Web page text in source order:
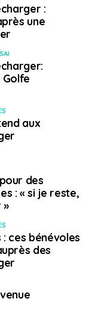
organise, avec
éducation
tout le pays et
et les met
aussi le
utilisable,
a qu’un pas
un solide
met en relation
des séjours
Les autres
norvégiens
et
:
une
Golfe
aux
des
: « si je reste,
»
ces bénévoles
des